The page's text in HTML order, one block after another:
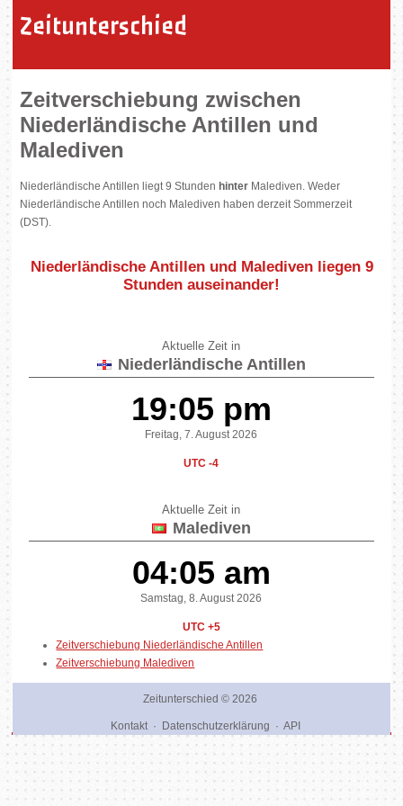
Zeitunterschied
Zeitverschiebung zwischen
Niederländische Antillen und
Malediven
Niederländische Antillen liegt 9 Stundenhinter Malediven. Weder
Niederländische Antillen noch Malediven haben derzeit Sommerzeit
(DST).
Niederländische Antillen und Malediven liegen 9
Stunden auseinander!
Aktuelle Zeit in
Niederländische Antillen
19:05 pm
Freitag, 7. August 2026
UTC -4
Aktuelle Zeit in
Malediven
04:05 am
Samstag, 8. August 2026
UTC +5
Zeitverschiebung Niederländische Antillen
Zeitverschiebung Malediven
Zeitunterschied © 2026
Kontakt· Datenschutzerklärung · API